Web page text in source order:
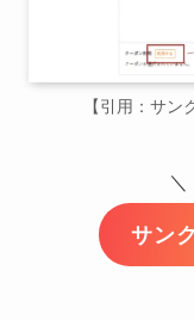
【引用：サン
＼
サン